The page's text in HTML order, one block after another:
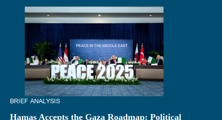
BRIEF ANALYSIS
Hamas Accepts the Gaza Roadmap: Political